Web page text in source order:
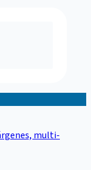
multi-